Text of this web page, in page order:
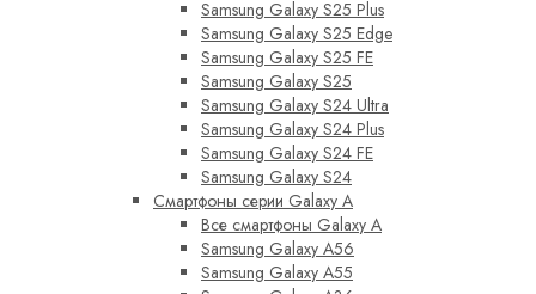
Samsung Galaxy S25 Plus
Samsung Galaxy S25 Edge
Samsung Galaxy S25 FE
Samsung Galaxy S25
Samsung Galaxy S24 Ultra
Samsung Galaxy S24 Plus
Samsung Galaxy S24 FE
Samsung Galaxy S24
Смартфоны серии Galaxy A
Все смартфоны Galaxy A
Samsung Galaxy A56
Samsung Galaxy A55